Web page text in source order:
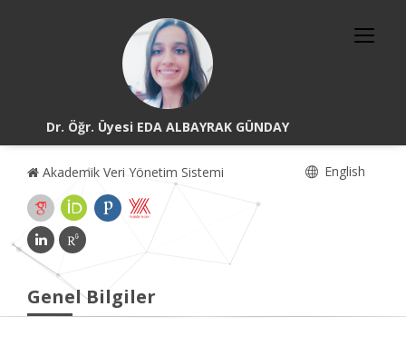
Dr. Öğr. Üyesi EDA ALBAYRAK GÜNDAY
Akademik Veri Yönetim Sistemi English
Genel Bilgiler